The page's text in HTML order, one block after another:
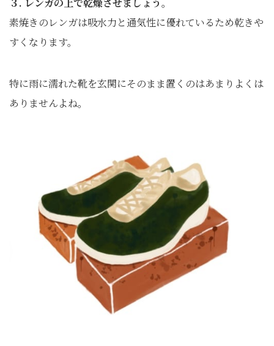
素焼きのレンガは吸水力と通気性に優れているため乾きや
すくなります。
特に雨に濡れた靴を玄関にそのまま置くのはあまりよくは
ありませんよね。